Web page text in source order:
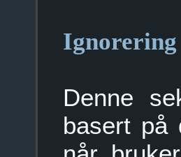
Ignorering
Denne
basert på